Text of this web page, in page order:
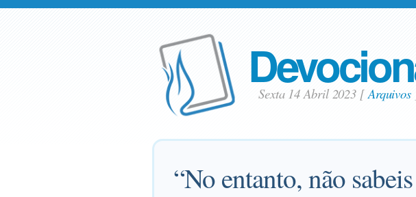
Sexta 14 Abril 2023 [Arquivos
“No entanto, não